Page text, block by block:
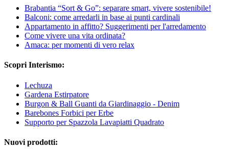
Brabantia “Sort & Go”: separare smart, vivere sostenibile!
Balconi: come arredarli in base ai punti cardinali
Appartamento in affitto? Suggerimenti per l'arredamento
Come vivere una vita ordinata?
Amaca: per momenti di vero relax
Scopri Interismo:
Lechuza
Gardena Estirpatore
Burgon & Ball Guanti da Giardinaggio - Denim
Barebones Forbici per Erbe
Supporto per Spazzola Lavapiatti Quadrato
Nuovi prodotti: